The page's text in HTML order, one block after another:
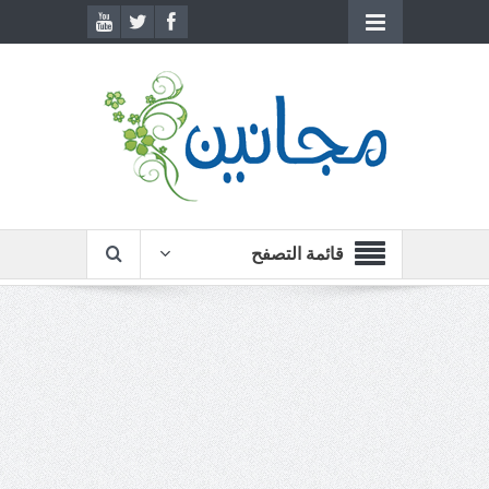
قائمة التصفح